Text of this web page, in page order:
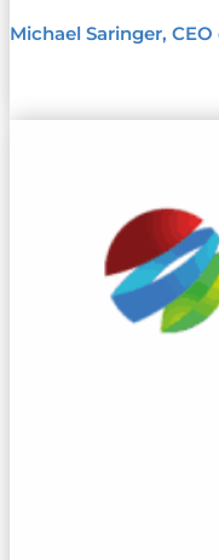
Michael Saringer,